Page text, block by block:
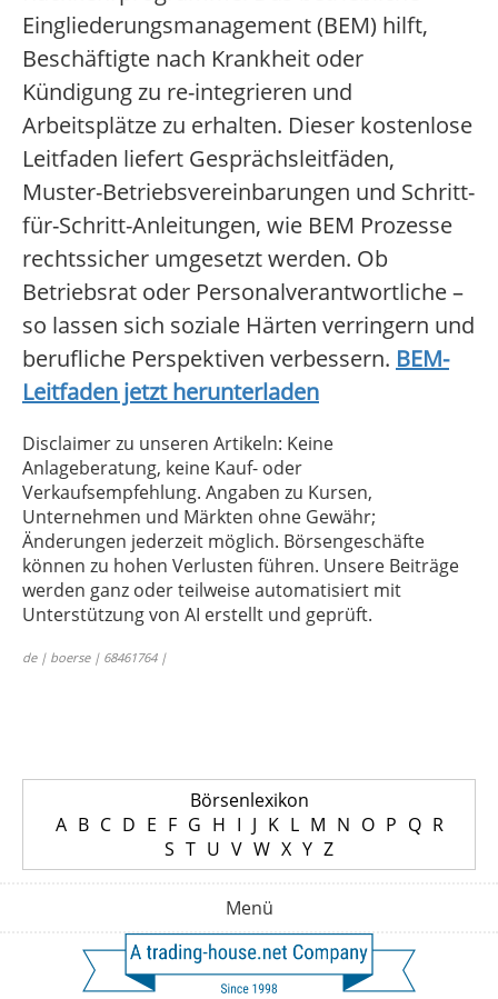
Eingliederungsmanagement (BEM) hilft,
Beschäftigte nach Krankheit oder
Kündigung zu re-integrieren und
Arbeitsplätze zu erhalten. Dieser kostenlose
Leitfaden liefert Gesprächsleitfäden,
Muster-Betriebsvereinbarungen und Schritt-
für-Schritt-Anleitungen, wie BEM Prozesse
rechtssicher umgesetzt werden. Ob
Betriebsrat oder Personalverantwortliche –
so lassen sich soziale Härten verringern und
berufliche Perspektiven verbessern. BEM-
Leitfaden jetzt herunterladen
Disclaimer zu unseren Artikeln: Keine
Anlageberatung, keine Kauf- oder
Verkaufsempfehlung. Angaben zu Kursen,
Unternehmen und Märkten ohne Gewähr;
Änderungen jederzeit möglich. Börsengeschäfte
können zu hohen Verlusten führen. Unsere Beiträge
werden ganz oder teilweise automatisiert mit
Unterstützung von AI erstellt und geprüft.
de | boerse | 68461764 |
Börsenlexikon
A B C D E F G H I J K L M N O P Q R
S T U V W X Y Z
Menü